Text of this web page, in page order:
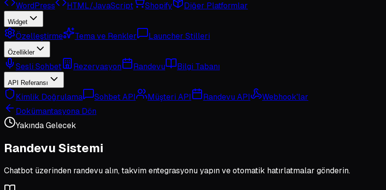
WordPress HTML/JavaScript Shopify Diğer Platformlar
Widget
Özelleştirme Tema ve Renkler Launcher Stilleri
Özellikler
Sesli Sohbet Rezervasyon Randevu Bilgi Tabanı
API Referansı
Kimlik Doğrulama Sohbet API Müşteri API Randevu API
Webhook'lar
Dokümantasyona Dön
Yakında Gelecek
Randevu Sistemi
Chatbot üzerinden randevu alın, takvim entegrasyonu yapın ve otomatik hatırlatmalar gönderin.